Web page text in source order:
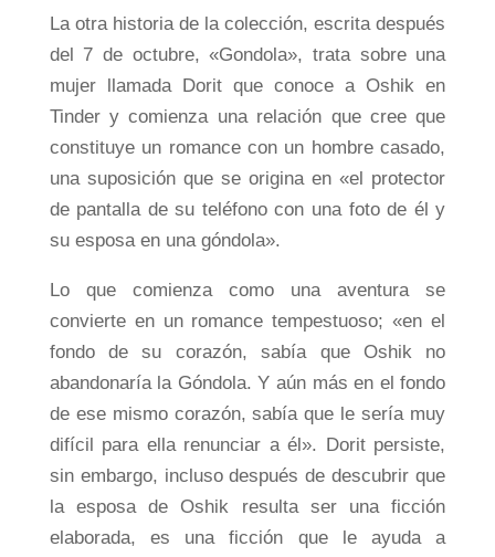
La otra historia de la colección, escrita después
del 7 de octubre, «Gondola», trata sobre una
mujer llamada Dorit que conoce a Oshik en
Tinder y comienza una relación que cree que
constituye un romance con un hombre casado,
una suposición que se origina en «el protector
de pantalla de su teléfono con una foto de él y
su esposa en una góndola».
Lo que comienza como una aventura se
convierte en un romance tempestuoso; «en el
fondo de su corazón, sabía que Oshik no
abandonaría la Góndola. Y aún más en el fondo
de ese mismo corazón, sabía que le sería muy
difícil para ella renunciar a él». Dorit persiste,
sin embargo, incluso después de descubrir que
la esposa de Oshik resulta ser una ficción
elaborada, es una ficción que le ayuda a